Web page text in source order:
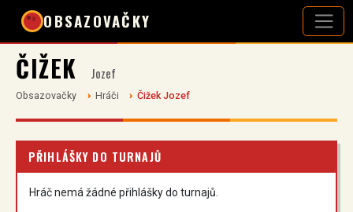
OBSAZOVAČKY
ČIŽEK Jozef
Obsazovačky Hráči Čižek Jozef
PŘIHLÁŠKY DO TURNAJŮ
Hráč nemá žádné přihlášky do turnajů.